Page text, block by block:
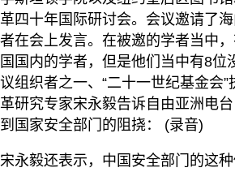
革四十年国际研讨会。会议邀请了
者在会上发言。在被邀的学者当中
国国内的学者，但是他们当中有8位
议组织者之一、“二十一世纪基金会”
革研究专家宋永毅告诉自由亚洲电
到国家安全部门的阻挠： (录音)
宋永毅还表示，中国安全部门的这